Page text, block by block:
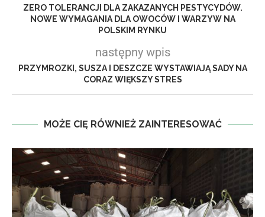
ZERO TOLERANCJI DLA ZAKAZANYCH PESTYCYDÓW.
NOWE WYMAGANIA DLA OWOCÓW I WARZYW NA
POLSKIM RYNKU
następny wpis
PRZYMROZKI, SUSZA I DESZCZE WYSTAWIAJĄ SADY NA
CORAZ WIĘKSZY STRES
MOŻE CIĘ RÓWNIEŻ ZAINTERESOWAĆ